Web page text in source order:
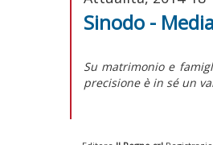
Sinodo -
Su matrimonio e
precisione è in sé un